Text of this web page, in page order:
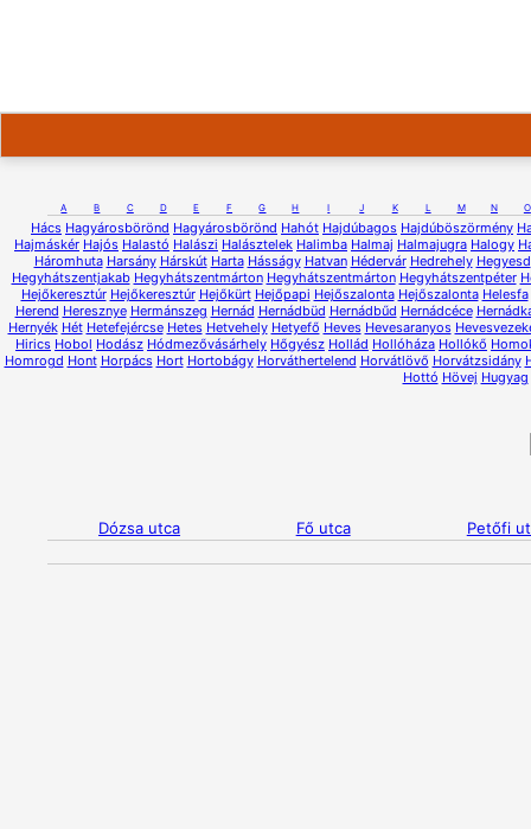
A B C D E F G H I J K L M N O
Hács Hagyárosbörönd Hagyárosbörönd Hahót Hajdúbagos Hajdúböszörmény
Hajmáskér Hajós Halastó Halászi Halásztelek Halimba Halmaj Halmajugra Halogy
Háromhuta Harsány Hárskút Harta Hásságy Hatvan Hédervár Hedrehely Hegyesd
Hegyhátszentjakab Hegyhátszentmárton Hegyhátszentmárton Hegyhátszentpéter
Hejőkeresztúr Hejőkeresztúr Hejőkürt Hejőpapi Hejőszalonta Hejőszalonta Helesfa
Herend Heresznye Hermánszeg Hernád Hernádbüd Hernádbűd Hernádcéce
Hernyék Hét Hetefejércse Hetes Hetvehely Hetyefő Heves Hevesaranyos
Hirics Hobol Hodász Hódmezővásárhely Hőgyész Hollád Hollóháza Hollókő
Homrogd Hont Horpács Hort Hortobágy Horváthertelend Horvátlövő Horvátzsidány
Hottó Hövej Hugyag
Dózsa utca Fő utca Petőfi